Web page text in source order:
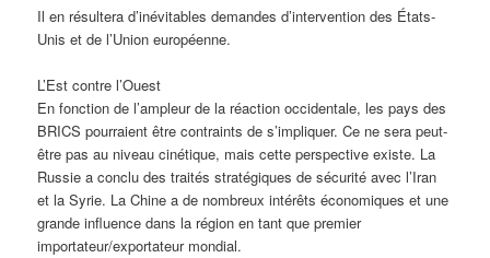
Il en résultera d’inévitables demandes d’intervention des États-
Unis et de l’Union européenne.
L’Est contre l’Ouest
En fonction de l’ampleur de la réaction occidentale, les pays des
BRICS pourraient être contraints de s’impliquer. Ce ne sera peut-
être pas au niveau cinétique, mais cette perspective existe. La
Russie a conclu des traités stratégiques de sécurité avec l’Iran
et la Syrie. La Chine a de nombreux intérêts économiques et une
grande influence dans la région en tant que premier
importateur/exportateur mondial.